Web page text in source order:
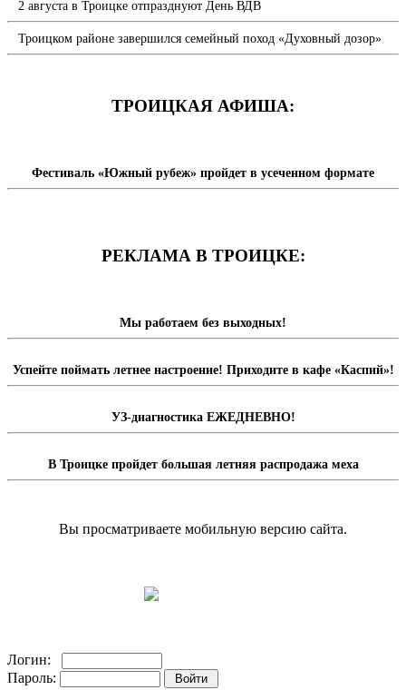
2 августа в Троицке отпразднуют День ВДВ
Троицком районе завершился семейный поход «Духовный дозор»
ТРОИЦКАЯ АФИША:
Фестиваль «Южный рубеж» пройдет в усеченном формате
РЕКЛАМА В ТРОИЦКЕ:
Мы работаем без выходных!
Успейте поймать летнее настроение! Приходите в кафе «Каспий»!
УЗ-диагностика ЕЖЕДНЕВНО!
В Троицке пройдет большая летняя распродажа меха
Вы просматриваете мобильную версию сайта.
Логин:
Пароль: